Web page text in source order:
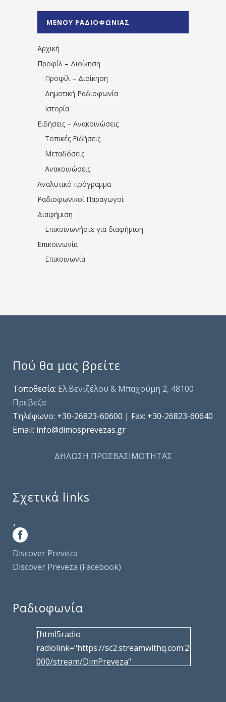
1531194763766854/" artist="" ]
ΜΕΝΟΥ ΡΑΔΙΟΦΩΝΙΑΣ
Αρχική
Προφίλ – Διοίκηση
Προφίλ – Διοίκηση
Δημοτική Ραδιοφωνία
Ιστορία
Ειδήσεις – Ανακοινώσεις
Τοπικές Ειδήσεις
Μεταδόσεις
Ανακοινώσεις
Αναλυτικό πρόγραμμα
Ραδιοφωνικοί Παραγωγοί
Διαφήμιση
Επικοινωνήστε για διαφήμιση
Επικοινωνία
Επικοινωνία
Πού θα μας βρείτε
Τοποθεσία: Ελ.Βενιζέλου & Μπαχούμη 2, 48100
Πρέβεζα
Τηλέφωνo: +30-26823-60600 | Fax: +30-26823-60640
Email: info@dimosprevezas.gr
ΔΗΛΩΣΗ ΠΡΟΣΒΑΣΙΜΟΤΗΤΑΣ
Σχετικά links
.
Discover Preveza
Discover Preveza (Facebook)
Ραδιοφωνία
[html5radio
radiolink="https://sc2.streamwithq.com:2
000/stream/DimPreveza"